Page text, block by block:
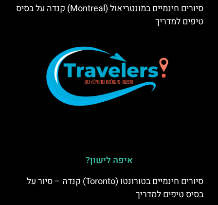
סיורים חינמיים במונטריאול (Montreal) קנדה על בסיס
טיפים למדריך
איפה לישון?
סיורים חינמיים בטורונטו (Toronto) קנדה – סיור על
בסיס טיפים למדריך